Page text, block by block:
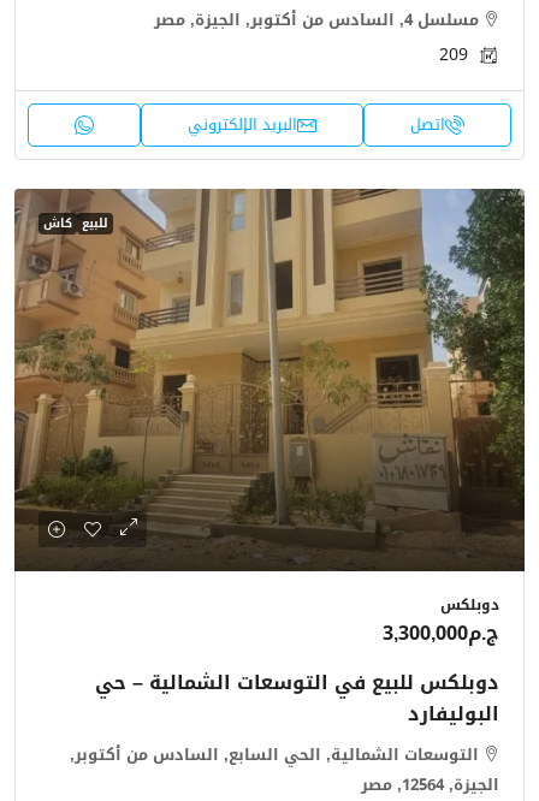
مسلسل 4, السادس من أكتوبر, الجيزة, مصر
209
اتصل البريد الإلكتروني
للبيع كاش
دوبلكس
ج.م3,300,000
دوبلكس للبيع في التوسعات الشمالية – حي
البوليفارد
التوسعات الشمالية, الحي السابع, السادس من أكتوبر,
الجيزة, 12564, مصر